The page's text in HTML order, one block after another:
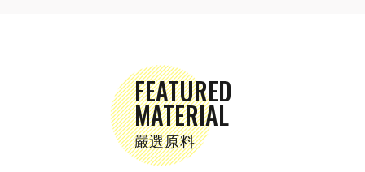
FEATURED
MATERIAL
嚴選原料